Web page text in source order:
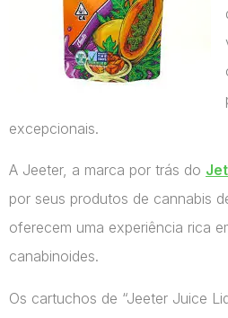
excepcionais.
A Jeeter, a marca por trás do
por seus produtos de cannabis
oferecem uma experiência rica
canabinoides.
Os cartuchos de “Jeeter Juice